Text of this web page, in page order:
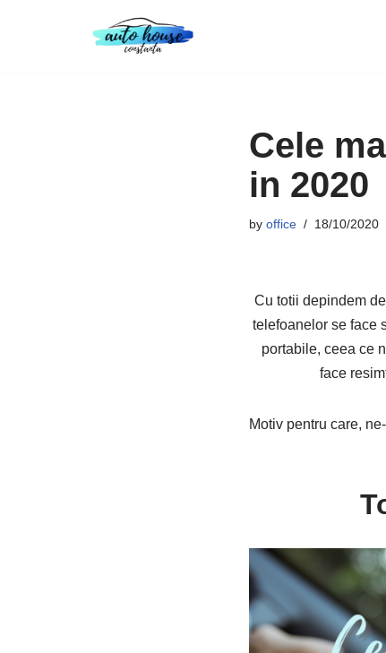
Cele
in 2020
by office 18/10/2020
Cu totii depindem
telefoanelor se face
portabile, ceea ce
face
Motiv pentru care,